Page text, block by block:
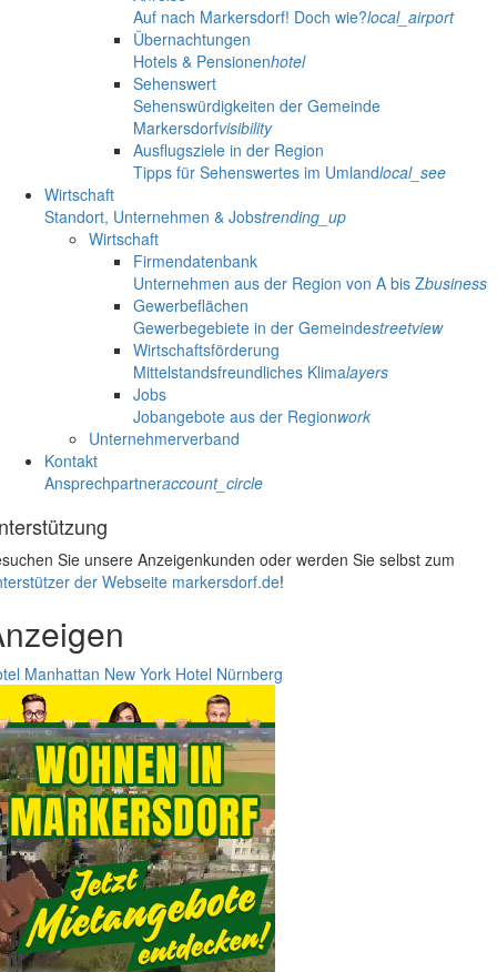
Auf nach Markersdorf! Doch wie?local_airport
Übernachtungen
Hotels & Pensionenhotel
Sehenswert
Sehenswürdigkeiten der Gemeinde
Markersdorfvisibility
Ausflugsziele in der Region
Tipps für Sehenswertes im Umlandlocal_see
Wirtschaft
Standort, Unternehmen & Jobstrending_up
Wirtschaft
Firmendatenbank
Unternehmen aus der Region von A bis Zbusiness
Gewerbeflächen
Gewerbegebiete in der Gemeindestreetview
Wirtschaftsförderung
Mittelstandsfreundliches Klimalayers
Jobs
Jobangebote aus der Regionwork
Unternehmerverband
Kontakt
Ansprechpartneraccount_circle
Sie unsere Anzeigenkunden oder werden Sie selbst zum
der Webseite markersdorf.de!
Manhattan New York Hotel Nürnberg